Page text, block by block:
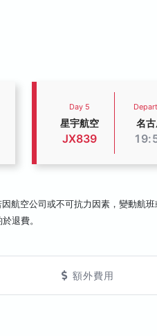
Day 5
星宇航空
JX839
名
航空公司或不可抗力因素，變動航
退費。
額外費用